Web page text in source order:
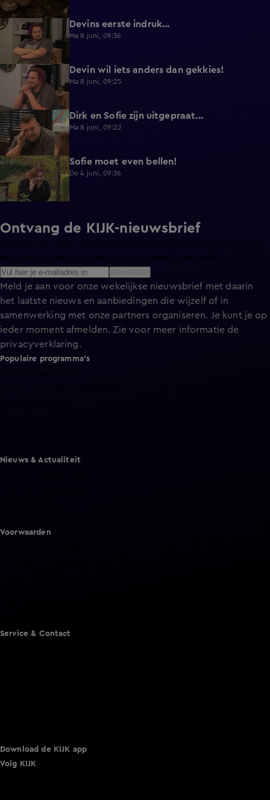
0:30 Devins eerste indruk...
Ma 8 juni, 09:36
0:25 Devin wil iets anders dan gekkies!
Ma 8 juni, 09:25
0:26 Dirk en Sofie zijn uitgepraat...
Ma 8 juni, 09:22
1:13 Sofie moet even bellen!
Do 4 juni, 09:36
Ontvang de KIJK-nieuwsbrief
Meld je aan voor onze wekelijkse nieuwsbrief met daarin
het laatste nieuws en aanbiedingen die wijzelf of in
samenwerking met onze partners organiseren. Je kunt je op
ieder moment afmelden. Zie voor meer informatie de
privacyverklaring.
Populaire programma's
Nieuws & Actualiteit
Voorwaarden
Service & Contact
Download de KIJK app
Volg KIJK